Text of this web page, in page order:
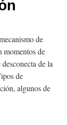
de
momentos de
de la
de
algunos de